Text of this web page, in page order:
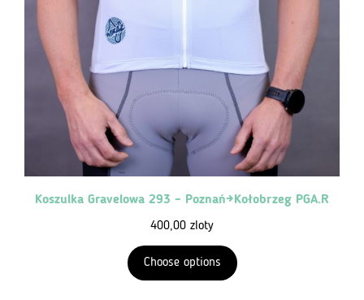
Koszulka Gravelowa 293 – Poznań→Kołobrzeg PGA.R
400,00 zloty
Choose options